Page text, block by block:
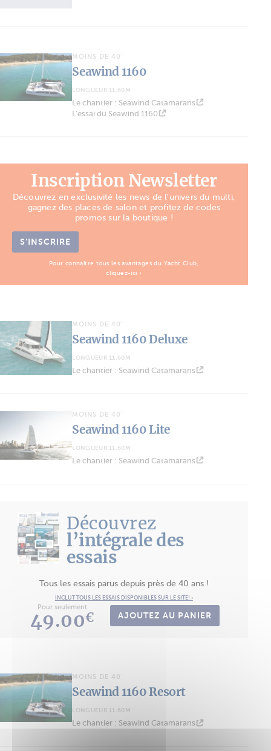
MOINS DE 40'
Seawind 1160
LONGUEUR 11.60M
Le chantier : Seawind Catamarans
L'essai du Seawind 1160
Inscription Newsletter
Découvrez en exclusivité les news de l'univers du multi,
gagnez des places de salon et profitez de codes
promos sur la boutique !
S’INSCRIRE
Pour connaître tous les avantages du Yacht Club,
cliquez-ici ›
MOINS DE 40'
Seawind 1160 Deluxe
LONGUEUR 11.60M
Le chantier : Seawind Catamarans
MOINS DE 40'
Seawind 1160 Lite
LONGUEUR 11.60M
Le chantier : Seawind Catamarans
Découvrez
l’intégrale des
essais
Tous les essais parus depuis près de 40 ans !
INCLUT TOUS LES ESSAIS DISPONIBLES SUR LE SITE! ›
Pour seulement
49.00€ AJOUTEZ AU PANIER
MOINS DE 40'
Seawind 1160 Resort
LONGUEUR 11.60M
Le chantier : Seawind Catamarans